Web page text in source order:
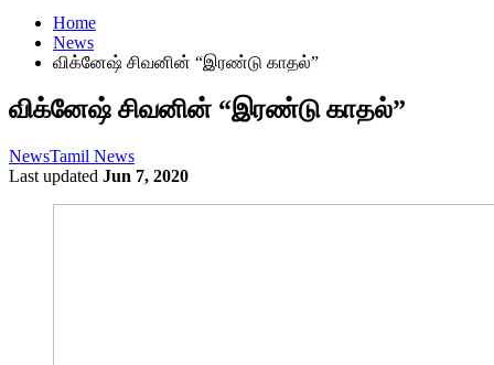
Home
News
விக்னேஷ் சிவனின் “இரண்டு காதல்”
விக்னேஷ் சிவனின் “இரண்டு காதல்”
NewsTamil News
Last updated Jun 7, 2020